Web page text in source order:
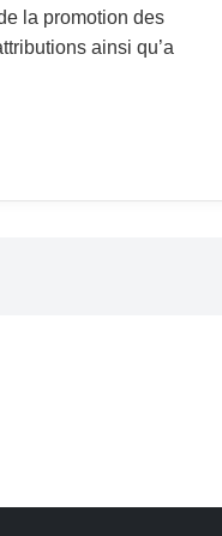
la promotion des
ainsi qu’a